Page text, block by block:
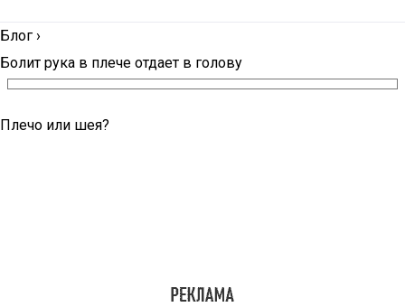
Блог ›
Болит рука в плече отдает в голову
Плечо или шея?